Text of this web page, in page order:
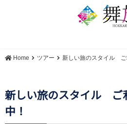
Home ツアー 新しい旅のスタイル ご
新しい旅のスタイル ご
中！